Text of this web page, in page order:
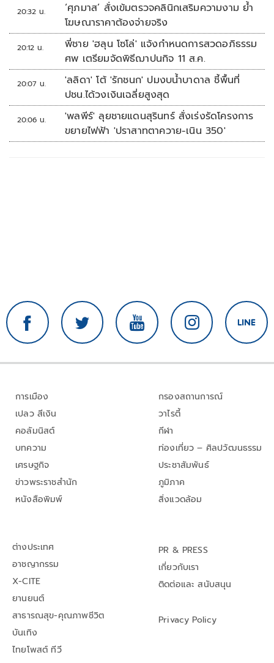
20:32 น.
‘ศุภมาส’ สั่งเข้มตรวจคลินิกเสริมความงาม ย้ำ
โฆษณาราคาต้องจ่ายจริง
20:12 น.
พี่ชาย 'ฮลุน โซโล่' แจ้งกำหนดการสวดอภิธรรม
ศพ เตรียมจัดพิธีฌาปนกิจ 11 ส.ค.
20:07 น.
'ลลิดา' โต้ 'รักชนก' ปมงบน้ำบาดาล ชี้พื้นที่
ปชน.ได้วงเงินเฉลี่ยสูงสุด
20:06 น.
'พลพีร์' ลุยชายแดนสุรินทร์ สั่งเร่งรัดโครงการ
ขยายไฟฟ้า 'ปราสาทตาควาย-เนิน 350'
การเมือง
เปลว สีเงิน
คอลัมนิสต์
บทความ
เศรษฐกิจ
ข่าวพระราชสำนัก
หนังสือพิมพ์
กรองสถานการณ์
วาไรตี้
กีฬา
ท่องเที่ยว – ศิลปวัฒนธรรม
ประชาสัมพันธ์
ภูมิภาค
สิ่งแวดล้อม
ต่างประเทศ
อาชญากรรม
X-CITE
ยานยนต์
สาธารณสุข-คุณภาพชีวิต
บันเทิง
ไทยโพสต์ ทีวี
PR & PRESS
เกี่ยวกับเรา
ติดต่อและ สนับสนุน
Privacy Policy